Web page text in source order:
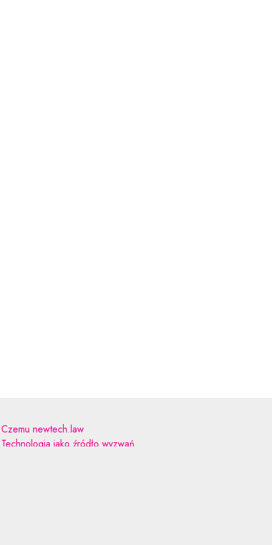
strona
Czemu newtech.law
Technologia jako źródło wyzwań